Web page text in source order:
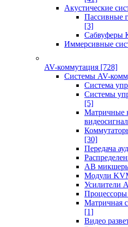
Акустические
Пассивные
[3]
Сабвуферы
Иммерсивные
AV-коммутация [728]
Системы AV-
Система
Системы
[5]
Матричные
[30]
Передача
АВ
Модули
Усилители
Процессоры
Матричная
[1]
Видео